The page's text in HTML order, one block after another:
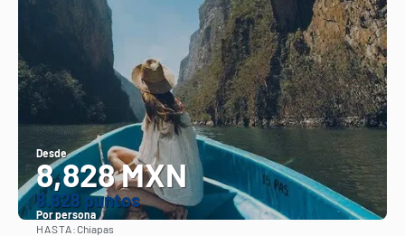
Desde
8,828 MXN
8.828 puntos
Por persona
HASTA:Chiapas